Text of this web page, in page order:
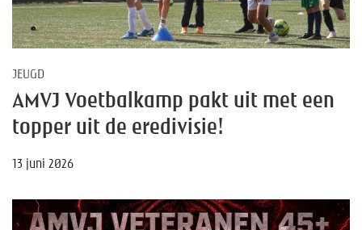
JEUGD
AMVJ Voetbalkamp pakt uit met een
topper uit de eredivisie!
13 juni 2026